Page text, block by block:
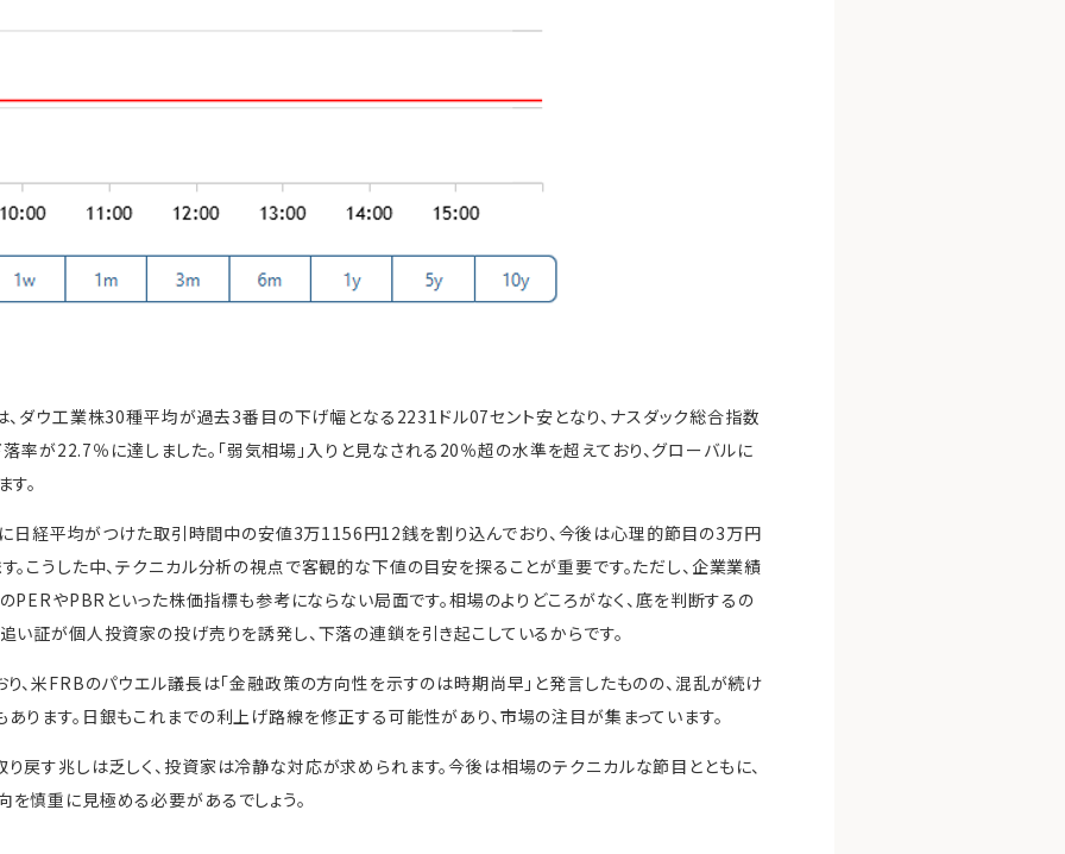
、ダウ工業株30種平均が過去3番目の下げ幅となる2231ドル07セント安となり、ナスダック総合指数
が22.7％に達しました。「弱気相場」入りと見なされる20％超の水準を超えており、グローバルに
。
日経平均がつけた取引時間中の安値3万1156円12銭を割り込んでおり、今後は心理的節目の3万円
。こうした中、テクニカル分析の視点で客観的な下値の目安を探ることが重要です。ただし、企業業績
PERやPBRといった株価指標も参考にならない局面です。相場のよりどころがなく、底を判断するの
い証が個人投資家の投げ売りを誘発し、下落の連鎖を引き起こしているからです。
、米FRBのパウエル議長は「金融政策の方向性を示すのは時期尚早」と発言したものの、混乱が続け
ります。日銀もこれまでの利上げ路線を修正する可能性があり、市場の注目が集まっています。
戻す兆しは乏しく、投資家は冷静な対応が求められます。今後は相場のテクニカルな節目とともに、
慎重に見極める必要があるでしょう。